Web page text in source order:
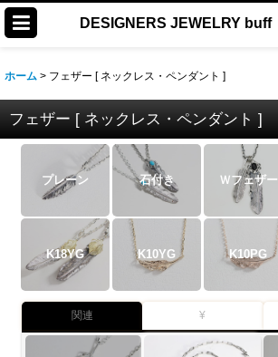
DESIGNERS JEWELRY buff
ホーム > フェザー [ ネックレス・ペンダント ]
フェザー [ ネックレス・ペンダント ]
プレーン 石付き Ｗフェザー
K18YG K10YG K10PG
関連 ¥